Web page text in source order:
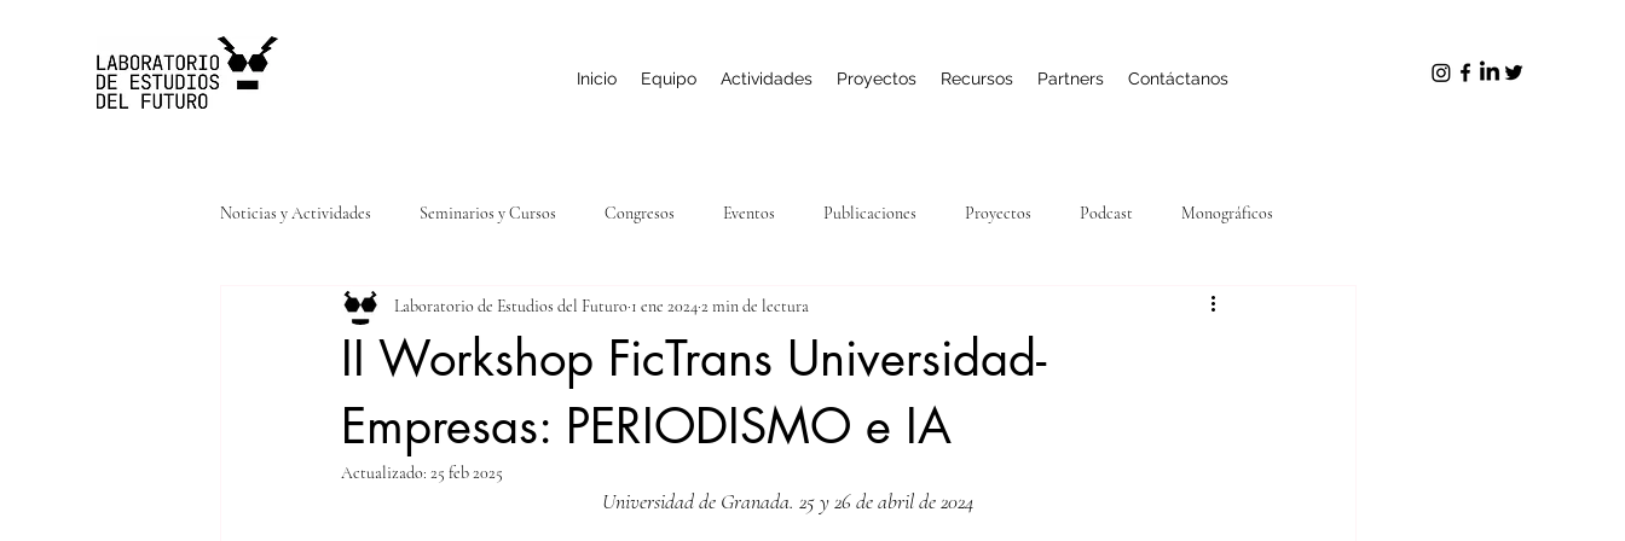
Inicio Equipo Actividades Proyectos Recursos Partners Contáctanos
Noticias y Actividades Seminarios y Cursos Congresos Eventos Publicaciones Proyectos Podcast Monográficos
Libros Noticias
II Workshop FicTrans Universidad-
Empresas: PERIODISMO e IA
Laboratorio de Estudios del Futuro 1 ene 20242 min de lectura
Actualizado: 25 feb 2025
Universidad de Granada. 25 y 26 de abril de 2024